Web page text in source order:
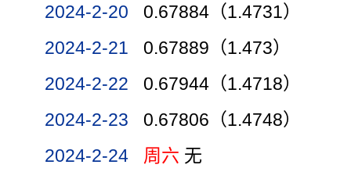
2024-2-20
0.67884（1.4731）
2024-2-21
0.67889（1.473）
2024-2-22
0.67944（1.4718）
2024-2-23
0.67806（1.4748）
2024-2-24
周六 无